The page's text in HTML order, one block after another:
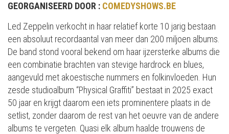
GEORGANISEERD DOOR : COMEDYSHOWS.BE
Led Zeppelin verkocht in haar relatief korte 10 jarig bestaan
een absoluut recordaantal van meer dan 200 miljoen albums.
De band stond vooral bekend om haar ijzersterke albums die
een combinatie brachten van stevige hardrock en blues,
aangevuld met akoestische nummers en folkinvloeden. Hun
zesde studioalbum “Physical Graffiti” bestaat in 2025 exact
50 jaar en krijgt daarom een iets prominentere plaats in de
setlist, zonder daarom de rest van het oeuvre van de andere
albums te vergeten. Quasi elk album haalde trouwens de